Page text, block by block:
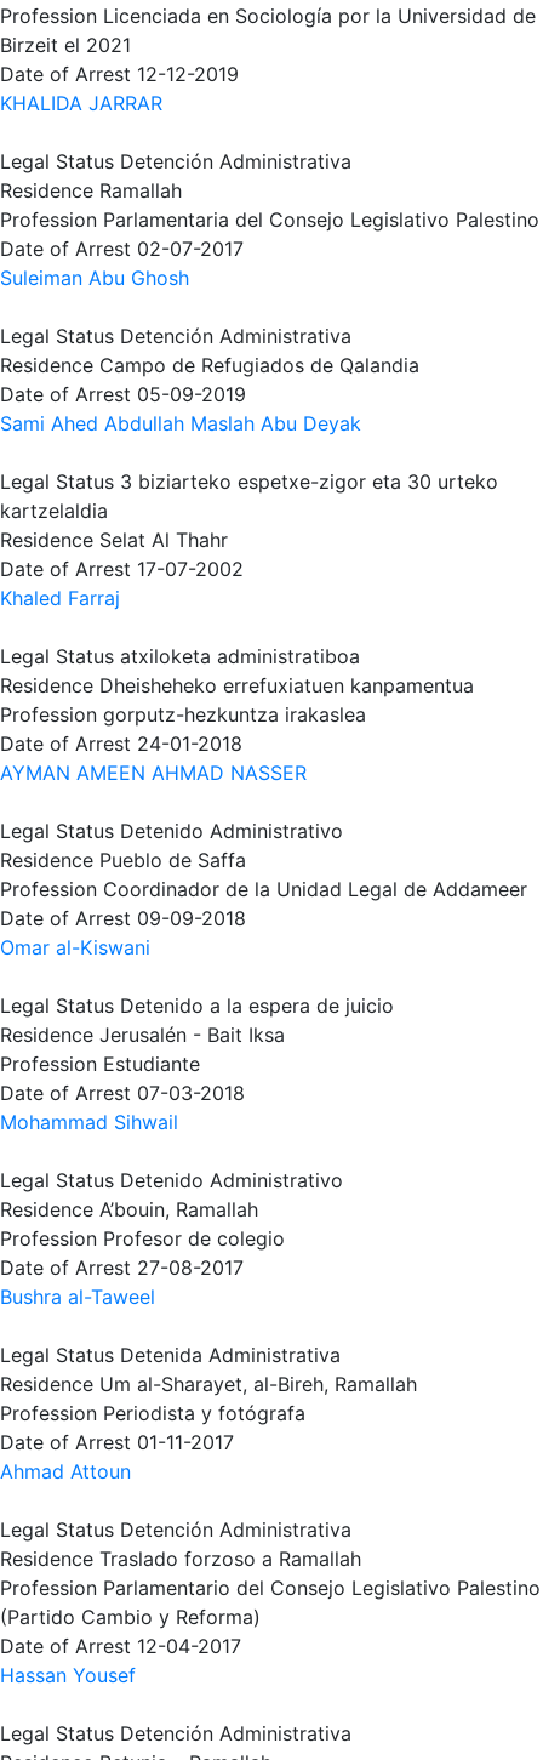
Profession Licenciada en Sociología por la Universidad de
Birzeit el 2021
Date of Arrest 12-12-2019
KHALIDA JARRAR
Legal Status Detención Administrativa
Residence Ramallah
Profession Parlamentaria del Consejo Legislativo Palestino
Date of Arrest 02-07-2017
Suleiman Abu Ghosh
Legal Status Detención Administrativa
Residence Campo de Refugiados de Qalandia
Date of Arrest 05-09-2019
Sami Ahed Abdullah Maslah Abu Deyak
Legal Status 3 biziarteko espetxe-zigor eta 30 urteko
kartzelaldia
Residence Selat Al Thahr
Date of Arrest 17-07-2002
Khaled Farraj
Legal Status atxiloketa administratiboa
Residence Dheisheheko errefuxiatuen kanpamentua
Profession gorputz-hezkuntza irakaslea
Date of Arrest 24-01-2018
AYMAN AMEEN AHMAD NASSER
Legal Status Detenido Administrativo
Residence Pueblo de Saffa
Profession Coordinador de la Unidad Legal de Addameer
Date of Arrest 09-09-2018
Omar al-Kiswani
Legal Status Detenido a la espera de juicio
Residence Jerusalén - Bait Iksa
Profession Estudiante
Date of Arrest 07-03-2018
Mohammad Sihwail
Legal Status Detenido Administrativo
Residence A’bouin, Ramallah
Profession Profesor de colegio
Date of Arrest 27-08-2017
Bushra al-Taweel
Legal Status Detenida Administrativa
Residence Um al-Sharayet, al-Bireh, Ramallah
Profession Periodista y fotógrafa
Date of Arrest 01-11-2017
Ahmad Attoun
Legal Status Detención Administrativa
Residence Traslado forzoso a Ramallah
Profession Parlamentario del Consejo Legislativo Palestino
(Partido Cambio y Reforma)
Date of Arrest 12-04-2017
Hassan Yousef
Legal Status Detención Administrativa